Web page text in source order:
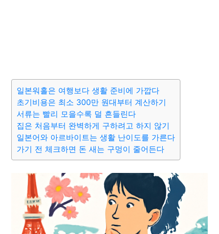
일본워홀은 여행보다 생활 준비에 가깝다
초기비용은 최소 300만 원대부터 계산하기
서류는 빨리 모을수록 덜 흔들린다
집은 처음부터 완벽하게 구하려고 하지 않기
일본어와 아르바이트는 생활 난이도를 가른다
가기 전 체크하면 돈 새는 구멍이 줄어든다